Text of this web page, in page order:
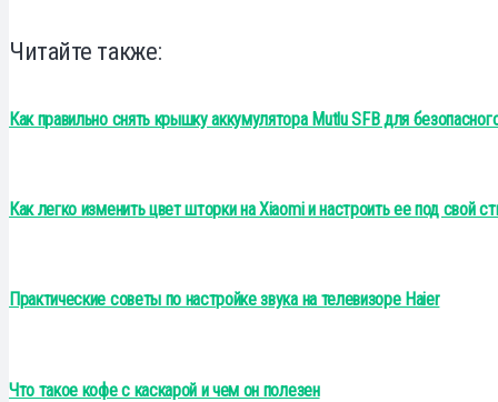
Читайте также:
Как правильно снять крышку аккумулятора Mutlu SFB для
Как легко изменить цвет шторки на Xiaomi и настроить ее под свой
Практические советы по настройке звука на телевизоре Haier
Что такое кофе с каскарой и чем он полезен